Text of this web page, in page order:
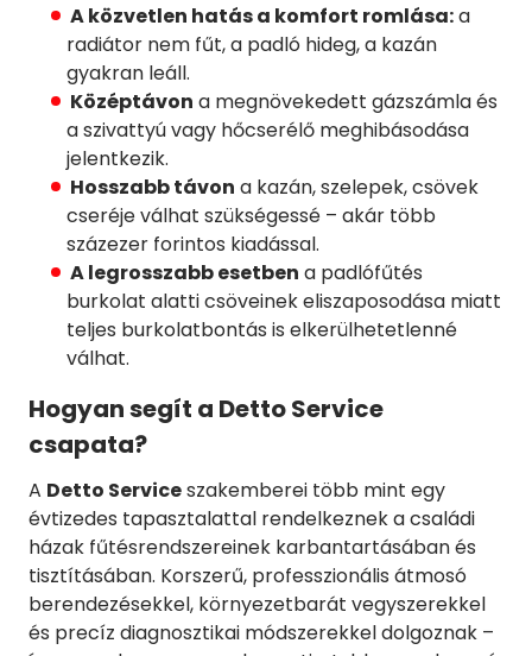
A közvetlen hatás a komfort romlása:a
radiátor nem fűt, a padló hideg, a kazán
gyakran leáll.
Középtávon a megnövekedett gázszámla és
a szivattyú vagy hőcserélő meghibásodása
jelentkezik.
Hosszabb távon a kazán, szelepek, csövek
cseréje válhat szükségessé – akár több
százezer forintos kiadással.
A legrosszabb esetben a padlófűtés
burkolat alatti csöveinek eliszaposodása miatt
teljes burkolatbontás is elkerülhetetlenné
válhat.
Hogyan segít a Detto Service
csapata?
A Detto Serviceszakemberei több mint egy
évtizedes tapasztalattal rendelkeznek a családi
házak fűtésrendszereinek karbantartásában és
tisztításában. Korszerű, professzionális átmosó
berendezésekkel, környezetbarát vegyszerekkel
és precíz diagnosztikai módszerekkel dolgoznak –